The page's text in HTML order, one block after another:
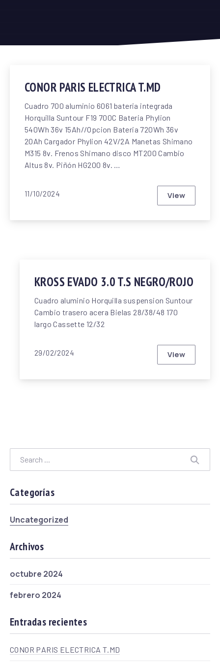
CONOR PARIS ELECTRICA T.MD
Cuadro 700 aluminio 6061 bateria integrada
Horquilla Suntour F19 700C Bateria Phylion
540Wh 36v 15Ah//Opcion Bateria 720Wh 36v
20Ah Cargador Phylion 42V/2A Manetas Shimano
M315 8v. Frenos Shimano disco MT200 Cambio
Altus 8v. Piñón HG200 8v. …
11/10/2024 ViewCONOR
KROSS EVADO 3.0 T.S NEGRO/ROJO
Cuadro aluminio Horquilla suspension Suntour
Cambio trasero acera Bielas 28/38/48 170
largo Cassette 12/32
29/02/2024 ViewKROSS
Categorías
Uncategorized
Archivos
octubre 2024
febrero 2024
Entradas recientes
CONOR PARIS ELECTRICA T.MD